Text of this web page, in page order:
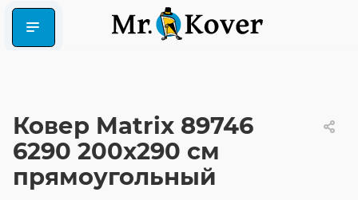
Ковер Matrix 89746
6290 200x290 см
прямоугольный